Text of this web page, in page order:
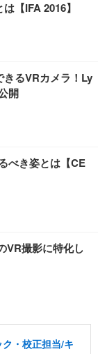
【IFA 2016】
きるVRカメラ！Ly
開
べき姿とは【CE
VR撮影に特化し
・校正担当/キ